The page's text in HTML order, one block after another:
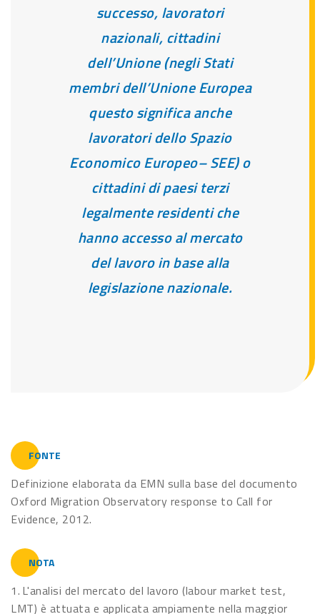
successo, lavoratori
nazionali, cittadini
dell’Unione (negli Stati
membri dell’Unione Europea
questo significa anche
lavoratori dello Spazio
Economico Europeo– SEE) o
cittadini di paesi terzi
legalmente residenti che
hanno accesso al mercato
del lavoro in base alla
legislazione nazionale.
FONTE
Definizione elaborata da EMN sulla base del documento
Oxford Migration Observatory response to Call for
Evidence, 2012.
NOTA
1. L'analisi del mercato del lavoro (labour market test,
LMT) è attuata e applicata ampiamente nella maggior